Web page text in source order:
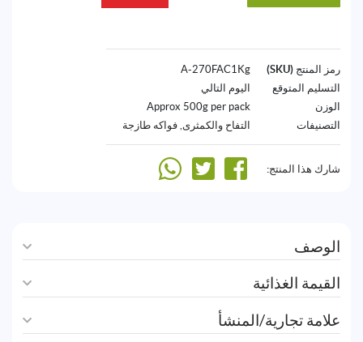
رمز المنتج (SKU)
A-270FAC1Kg
التسليم المتوقع
اليوم التالي
الوزن
Approx 500g per pack
التصنيفات
التفاح والكمثرى فواكه طازجة
شارك هذا المنتج:
الوصف
القيمة الغذائية
علامة تجارية/المنشأ